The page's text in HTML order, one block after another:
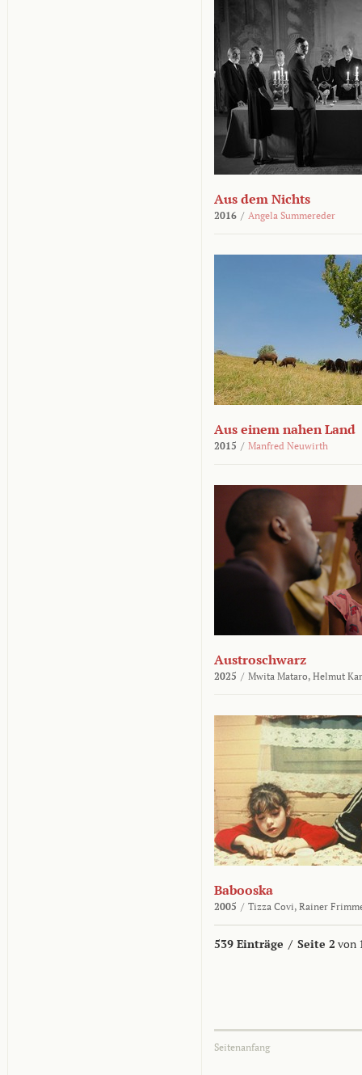
Aus dem Nichts
2016 / Angela Summereder
Aus einem nahen Land
2015 / Manfred Neuwirth
Austroschwarz
2025 / Mwita Mataro, Helmut
Babooska
2005 / Tizza Covi, Rainer
539 Einträge / Seite 2 von
Seitenanfang